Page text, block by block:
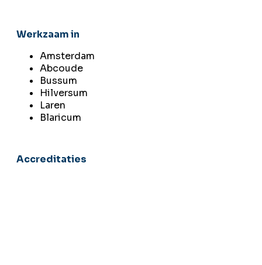
Werkzaam in
Amsterdam
Abcoude
Bussum
Hilversum
Laren
Blaricum
Accreditaties